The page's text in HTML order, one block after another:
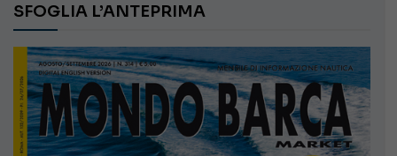
SFOGLIA L’ANTEPRIMA